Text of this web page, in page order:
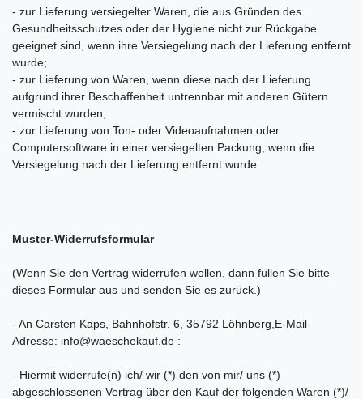
- zur Lieferung versiegelter Waren, die aus Gründen des
Gesundheitsschutzes oder der Hygiene nicht zur Rückgabe
geeignet sind, wenn ihre Versiegelung nach der Lieferung entfernt
wurde;
- zur Lieferung von Waren, wenn diese nach der Lieferung
aufgrund ihrer Beschaffenheit untrennbar mit anderen Gütern
vermischt wurden;
- zur Lieferung von Ton- oder Videoaufnahmen oder
Computersoftware in einer versiegelten Packung, wenn die
Versiegelung nach der Lieferung entfernt wurde.
Muster-Widerrufsformular
(Wenn Sie den Vertrag widerrufen wollen, dann füllen Sie bitte
dieses Formular aus und senden Sie es zurück.)
- An Carsten Kaps, Bahnhofstr. 6, 35792 Löhnberg E-Mail-
Adresse: info@waeschekauf.de :
- Hiermit widerrufe(n) ich/ wir (*) den von mir/ uns (*)
abgeschlossenen Vertrag über den Kauf der folgenden Waren (*)/